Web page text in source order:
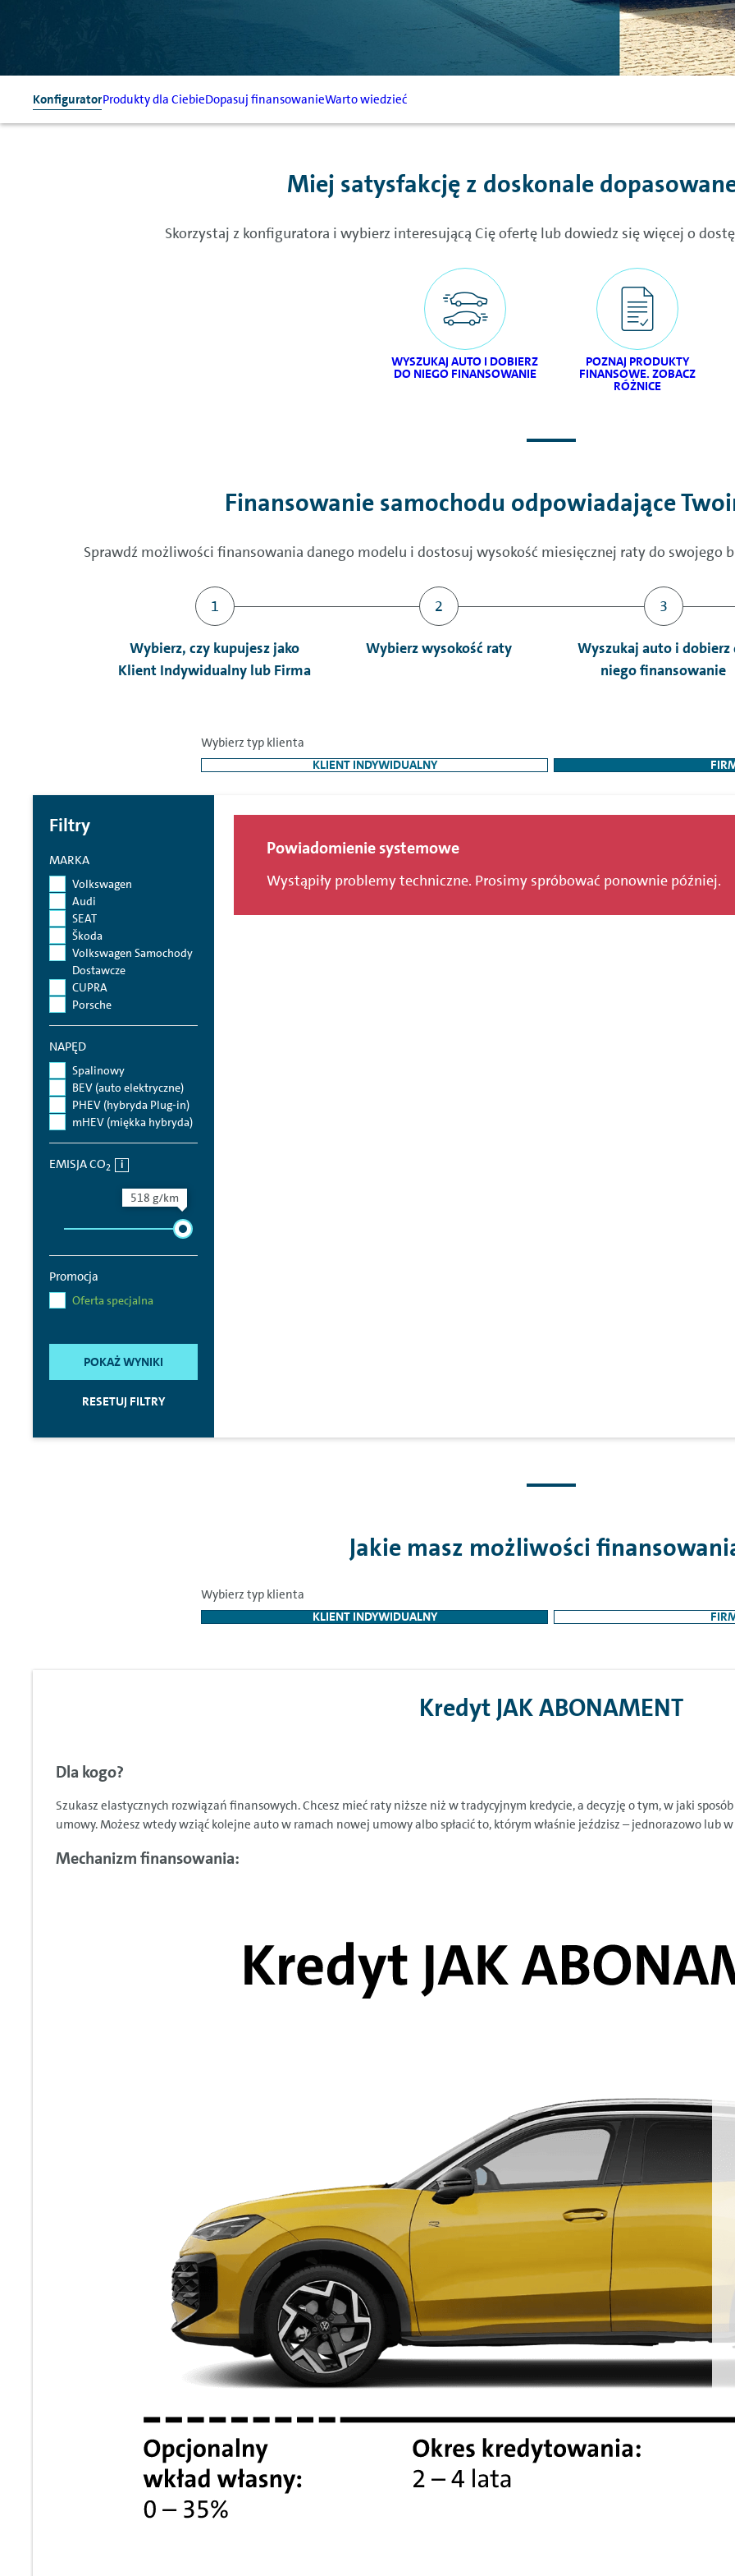
KonfiguratorProdukty dla CiebieDopasuj finansowanieWarto wiedzieć
Miej satysfakcję z doskonale
Skorzystaj z konfiguratora i wybierz interesującą Cię ofertę lub dowiedz się więcej o
WYSZUKAJ AUTO I DOBIERZ
DO NIEGO FINANSOWANIE
POZNAJ PRODUKTY
FINANSOWE. ZOBACZ
RÓŻNICE
Finansowanie samochodu odpowiadające
Sprawdź możliwości finansowania danego modelu i dostosuj wysokość miesięcznej raty do swojego
Wybierz, czy kupujesz jako
Klient Indywidualny lub Firma
Wybierz wysokość raty
Wyszukaj auto i dobierz
niego finansowanie
Wybierz typ klienta
KLIENT INDYWIDUALNY
Filtry
MARKA
Volkswagen
Audi
SEAT
Škoda
Volkswagen Samochody
Dostawcze
CUPRA
Porsche
NAPĘD
Spalinowy
BEV (auto elektryczne)
PHEV (hybryda Plug-in)
mHEV (miękka hybryda)
EMISJA CO2
518 g/km
Promocja
Oferta specjalna
POKAŻ WYNIKI
RESETUJ FILTRY
Powiadomienie systemowe
Wystąpiły problemy techniczne. Prosimy spróbować ponownie później.
Jakie masz możliwości
Wybierz typ klienta
KLIENT INDYWIDUALNY
Kredyt JAK ABONAMENT
Dla kogo?
Szukasz elastycznych rozwiązań finansowych. Chcesz mieć raty niższe niż w tradycyjnym kredycie, a decyzję o tym, w jaki
umowy. Możesz wtedy wziąć kolejne auto w ramach nowej umowy albo spłacić to, którym właśnie jeździsz – jednorazowo lub
Mechanizm finansowania: